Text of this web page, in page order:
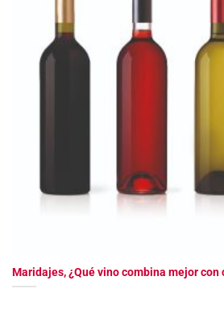
Maridajes, ¿Qué vino combina mejor